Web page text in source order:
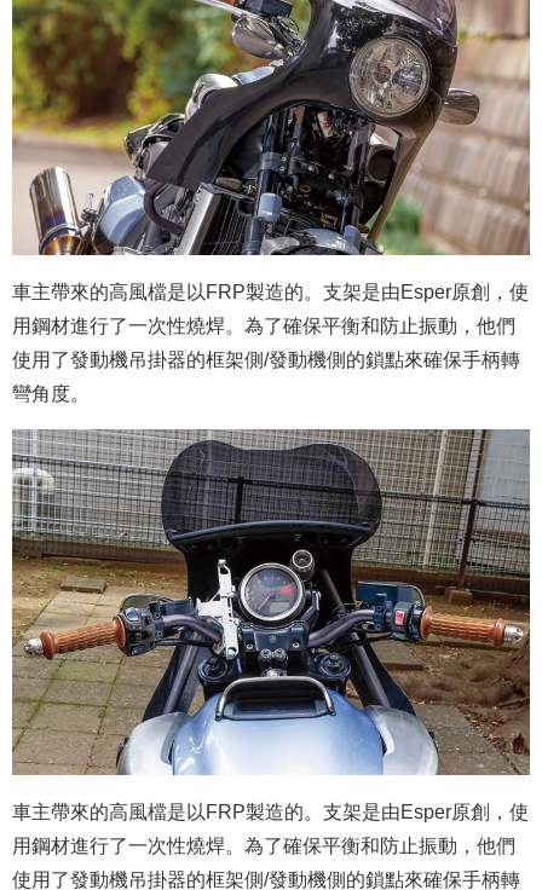
車主帶來的高風檔是以FRP製造的。支架是由Esper原創，使
用鋼材進行了一次性燒焊。為了確保平衡和防止振動，他們
使用了發動機吊掛器的框架側/發動機側的鎖點來確保手柄轉
彎角度。
車主帶來的高風檔是以FRP製造的。支架是由Esper原創，使
用鋼材進行了一次性燒焊。為了確保平衡和防止振動，他們
使用了發動機吊掛器的框架側/發動機側的鎖點來確保手柄轉